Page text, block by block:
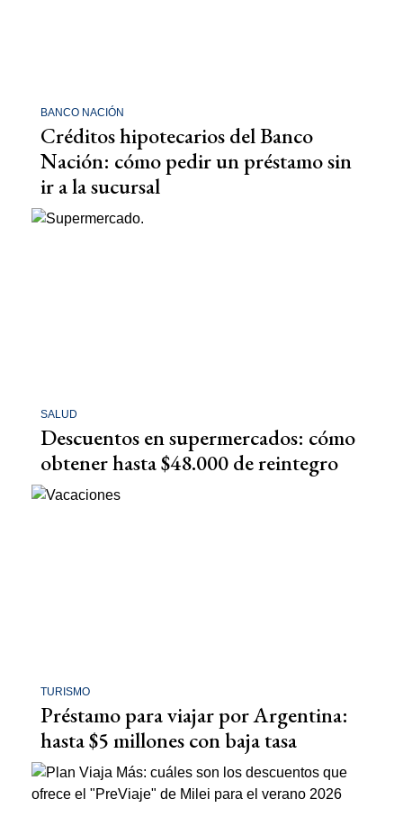
BANCO NACIÓN
Créditos hipotecarios del Banco
Nación: cómo pedir un préstamo sin
ir a la sucursal
SALUD
Descuentos en supermercados: cómo
obtener hasta $48.000 de reintegro
TURISMO
Préstamo para viajar por Argentina:
hasta $5 millones con baja tasa